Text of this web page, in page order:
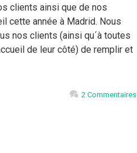
clients ainsi que de nos
cette année à Madrid. Nous
nos clients (ainsi qu´à toutes
de leur côté) de remplir et
2 Commentaires